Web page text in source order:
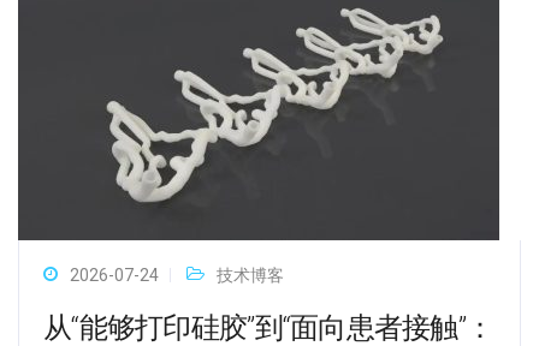
2026-07-24 技术博客
从“能够打印硅胶”到“面向患者接触”：